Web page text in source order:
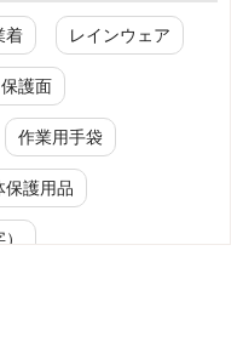
着 レインウェア
保護面
作業用手袋
保護用品